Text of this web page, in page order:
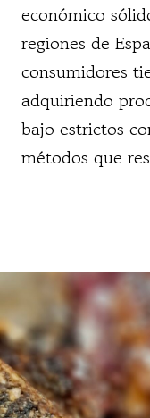
económico
regiones de
consumidores
adquiriendo
bajo estrictos
métodos que